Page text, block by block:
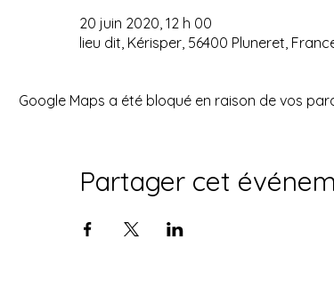
20 juin 2020, 12 h 00
lieu dit, Kérisper, 56400 Pluneret,
Google Maps a été bloqué en raison de vos
Partager cet